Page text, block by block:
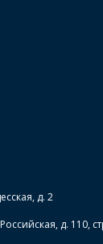
д. 2
д. 110,